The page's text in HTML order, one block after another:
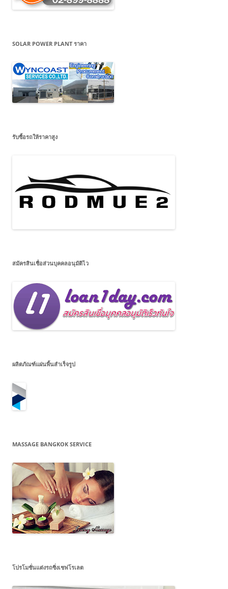
SOLAR POWER PLANT ราคา
รับซื้อรถให้ราคาสูง
สมัครสินเชื่อส่วนบุคคลอนุมัติไว
ผลิตภัณฑ์แผ่นพื้นสำเร็จรูป
MASSAGE BANGKOK SERVICE
โปรโมชั่นแต่งรถซิ่งเชฟโรเลต